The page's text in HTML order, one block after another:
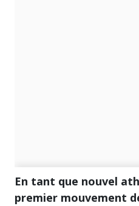
En tant que nouvel
premier mouvement